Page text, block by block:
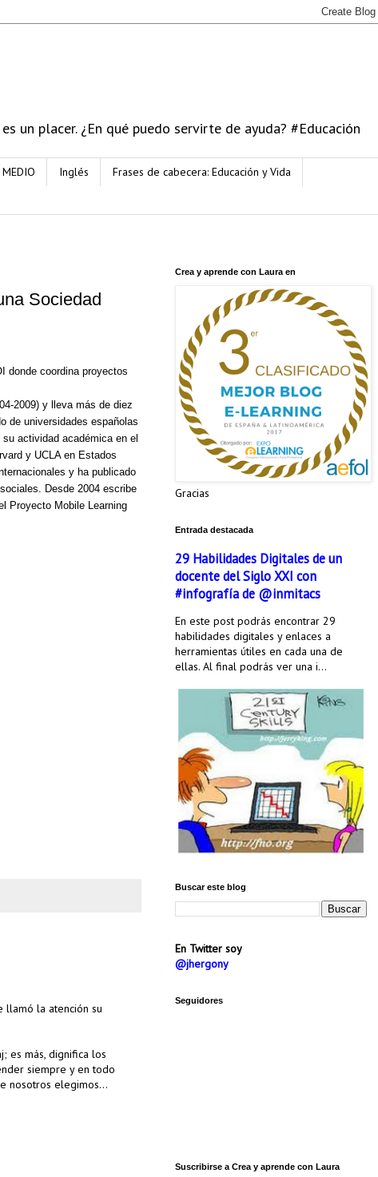
un placer. ¿En qué puedo servirte de ayuda? #Educación
Inglés
Frases de cabecera: Educación y Vida
Sociedad
donde coordina proyectos
2009) y lleva más de diez
de universidades españolas
actividad académica en el
y UCLA en Estados
y ha publicado
Desde 2004 escribe
Proyecto Mobile Learning
llamó la atención su
es más, dignifica los
siempre y en todo
nosotros elegimos...
Crea y aprende con Laura en
Gracias
Entrada destacada
29 Habilidades Digitales de un
docente del Siglo XXI con
#infografía de @inmitacs
En este post podrás encontrar 29
habilidades digitales y enlaces a
herramientas útiles en cada una de
ellas. Al final podrás ver una i...
Buscar este blog
En Twitter soy
@jhergony
Seguidores
Suscribirse a Crea y aprende con Laura